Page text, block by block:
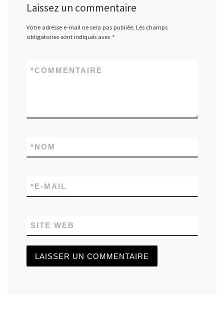
Laissez un commentaire
Votre adresse e-mail ne sera pas publiée. Les champs
obligatoires sont indiqués avec *
COMMENTAIRE
*
NOM
*
E-MAIL
*
SITE WEB